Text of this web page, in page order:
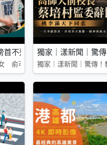
首不選雄女 俞可恩「做自己
俞可恩「做自己」就近讀新莊
獨家｜漾新聞｜驚
獨家｜漾新聞｜驚傳